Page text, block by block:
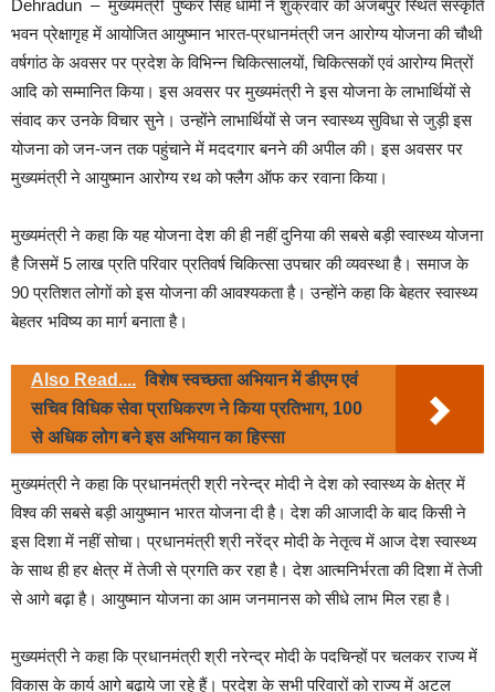
Dehradun – मुख्यमंत्री पुष्कर सिंह धामी ने शुक्रवार को अजबपुर स्थित संस्कृति
भवन प्रेक्षागृह में आयोजित आयुष्मान भारत-प्रधानमंत्री जन आरोग्य योजना की चौथी
वर्षगांठ के अवसर पर प्रदेश के विभिन्न चिकित्सालयों, चिकित्सकों एवं आरोग्य मित्रों
आदि को सम्मानित किया। इस अवसर पर मुख्यमंत्री ने इस योजना के लाभार्थियों से
संवाद कर उनके विचार सुने। उन्होंने लाभार्थियों से जन स्वास्थ्य सुविधा से जुड़ी इस
योजना को जन-जन तक पहुंचाने में मददगार बनने की अपील की। इस अवसर पर
मुख्यमंत्री ने आयुष्मान आरोग्य रथ को फ्लैग ऑफ कर रवाना किया।
मुख्यमंत्री ने कहा कि यह योजना देश की ही नहीं दुनिया की सबसे बड़ी स्वास्थ्य योजना
है जिसमें 5 लाख प्रति परिवार प्रतिवर्ष चिकित्सा उपचार की व्यवस्था है। समाज के
90 प्रतिशत लोगों को इस योजना की आवश्यकता है। उन्होंने कहा कि बेहतर स्वास्थ्य
बेहतर भविष्य का मार्ग बनाता है।
Also Read.... विशेष स्वच्छता अभियान में डीएम एवं
सचिव विधिक सेवा प्राधिकरण ने किया प्रतिभाग, 100
से अधिक लोग बने इस अभियान का हिस्सा
मुख्यमंत्री ने कहा कि प्रधानमंत्री श्री नरेन्द्र मोदी ने देश को स्वास्थ्य के क्षेत्र में
विश्व की सबसे बड़ी आयुष्मान भारत योजना दी है। देश की आजादी के बाद किसी ने
इस दिशा में नहीं सोचा। प्रधानमंत्री श्री नरेंद्र मोदी के नेतृत्व में आज देश स्वास्थ्य
के साथ ही हर क्षेत्र में तेजी से प्रगति कर रहा है। देश आत्मनिर्भरता की दिशा में तेजी
से आगे बढ़ा है। आयुष्मान योजना का आम जनमानस को सीधे लाभ मिल रहा है।
मुख्यमंत्री ने कहा कि प्रधानमंत्री श्री नरेन्द्र मोदी के पदचिन्हों पर चलकर राज्य में
विकास के कार्य आगे बढ़ाये जा रहे हैं। प्रदेश के सभी परिवारों को राज्य में अटल